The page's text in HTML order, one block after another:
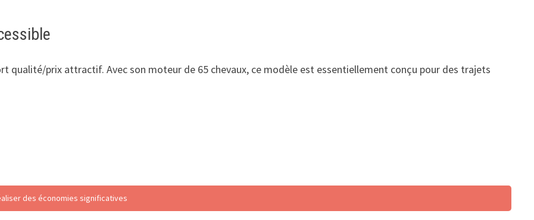
qualité/prix attractif. Avec son moteur de 65 chevaux, ce modèle est essentiellement conçu pour des trajets
des économies significatives